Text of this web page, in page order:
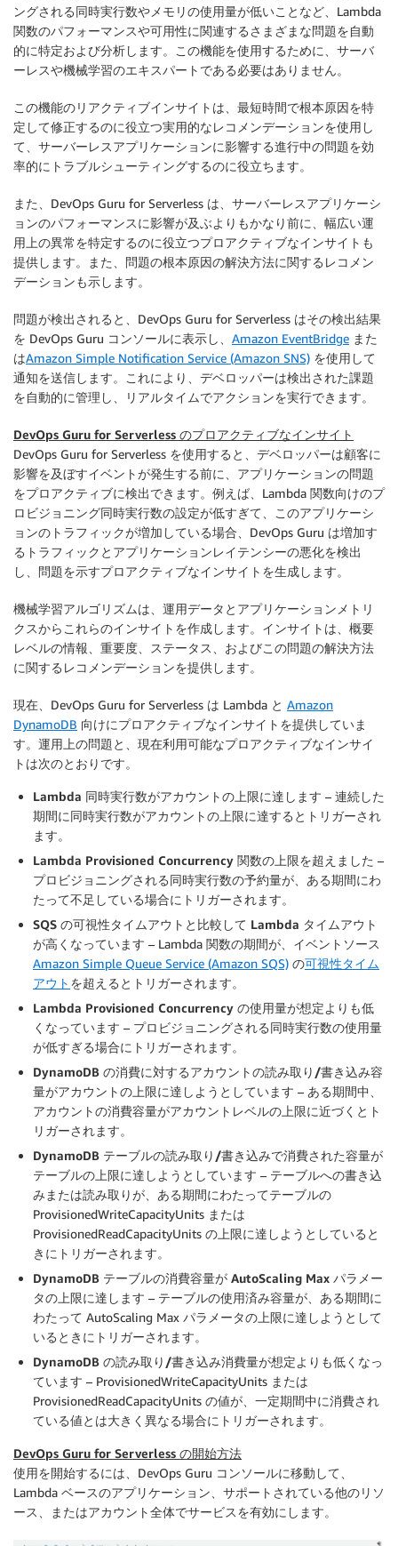
ングされる同時実行数やメモリの使用量が低いことなど、Lambda
関数のパフォーマンスや可用性に関連するさまざまな問題を自動
的に特定および分析します。この機能を使用するために、サーバ
ーレスや機械学習のエキスパートである必要はありません。
この機能のリアクティブインサイトは、最短時間で根本原因を特
定して修正するのに役立つ実用的なレコメンデーションを使用し
て、サーバーレスアプリケーションに影響する進行中の問題を効
率的にトラブルシューティングするのに役立ちます。
また、DevOps Guru for Serverless は、サーバーレスアプリケーシ
ョンのパフォーマンスに影響が及ぶよりもかなり前に、幅広い運
用上の異常を特定するのに役立つプロアクティブなインサイトも
提供します。また、問題の根本原因の解決方法に関するレコメン
デーションも示します。
問題が検出されると、DevOps Guru for Serverless はその検出結果
を DevOps Guru コンソールに表示し、 Amazon EventBridge また
はAmazon Simple Notification Service (Amazon SNS) を使用して
通知を送信します。これにより、デベロッパーは検出された課題
を自動的に管理し、リアルタイムでアクションを実行できます。
DevOps Guru for Serverless のプロアクティブなインサイト
DevOps Guru for Serverless を使用すると、デベロッパーは顧客に
影響を及ぼすイベントが発生する前に、アプリケーションの問題
をプロアクティブに検出できます。例えば、Lambda 関数向けのプ
ロビジョニング同時実行数の設定が低すぎて、このアプリケーシ
ョンのトラフィックが増加している場合、DevOps Guru は増加す
るトラフィックとアプリケーションレイテンシーの悪化を検出
し、問題を示すプロアクティブなインサイトを生成します。
機械学習アルゴリズムは、運用データとアプリケーションメトリ
クスからこれらのインサイトを作成します。インサイトは、概要
レベルの情報、重要度、ステータス、およびこの問題の解決方法
に関するレコメンデーションを提供します。
現在、DevOps Guru for Serverless は Lambda と Amazon
DynamoDB 向けにプロアクティブなインサイトを提供していま
す。運用上の問題と、現在利用可能なプロアクティブなインサイ
トは次のとおりです。
Lambda 同時実行数がアカウントの上限に達します – 連続した
期間に同時実行数がアカウントの上限に達するとトリガーされ
ます。
Lambda Provisioned Concurrency 関数の上限を超えました –
プロビジョニングされる同時実行数の予約量が、ある期間にわ
たって不足している場合にトリガーされます。
SQS の可視性タイムアウトと比較して Lambda タイムアウト
が高くなっています – Lambda 関数の期間が、イベントソース
Amazon Simple Queue Service (Amazon SQS) の可視性タイム
アウト を超えるとトリガーされます。
Lambda Provisioned Concurrency の使用量が想定よりも低
くなっています – プロビジョニングされる同時実行数の使用量
が低すぎる場合にトリガーされます。
DynamoDB の消費に対するアカウントの読み取り/書き込み容
量がアカウントの上限に達しようとしています – ある期間中、
アカウントの消費容量がアカウントレベルの上限に近づくとト
リガーされます。
DynamoDB テーブルの読み取り/書き込みで消費された容量が
テーブルの上限に達しようとしています – テーブルへの書き込
みまたは読み取りが、ある期間にわたってテーブルの
ProvisionedWriteCapacityUnits または
ProvisionedReadCapacityUnits の上限に達しようとしていると
きにトリガーされます。
DynamoDB テーブルの消費容量が AutoScaling Max パラメー
タの上限に達します – テーブルの使用済み容量が、ある期間に
わたって AutoScaling Max パラメータの上限に達しようとして
いるときにトリガーされます。
DynamoDB の読み取り/書き込み消費量が想定よりも低くなっ
ています – ProvisionedWriteCapacityUnits または
ProvisionedReadCapacityUnits の値が、一定期間中に消費され
ている値とは大きく異なる場合にトリガーされます。
DevOps Guru for Serverless の開始方法
使用を開始するには、DevOps Guru コンソールに移動して、
Lambda ベースのアプリケーション、サポートされている他のリソ
ース、またはアカウント全体でサービスを有効にします。